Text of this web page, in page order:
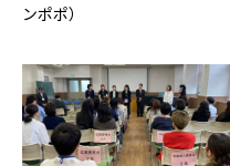
ンポポ）